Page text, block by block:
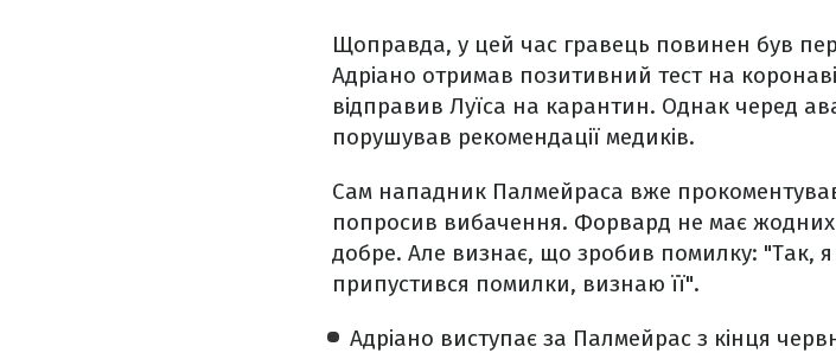
Щоправда, у цей час гравець повинен був
Адріано отримав позитивний тест на
відправив Луїса на карантин. Однак черед
порушував рекомендації медиків.
Сам нападник Палмейраса вже
попросив вибачення. Форвард не має жодних
добре. Але визнає, що зробив помилку: "Так,
припустився помилки, визнаю її".
Адріано виступає за Палмейрас з кінця